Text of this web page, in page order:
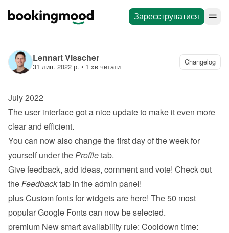
Зареєструватися
Lennart Visscher
31 лип. 2022 р. • 1 хв читати Changelog
July 2022
The user interface got a nice update to make it even more
clear and efficient.
You can now also change the first day of the week for
yourself under the Profile tab.
Give feedback, add ideas, comment and vote! Check out
the Feedback tab in the admin panel!
plus Custom fonts for widgets are here! The 50 most
popular Google Fonts can now be selected.
premium New smart availability rule: Cooldown time: